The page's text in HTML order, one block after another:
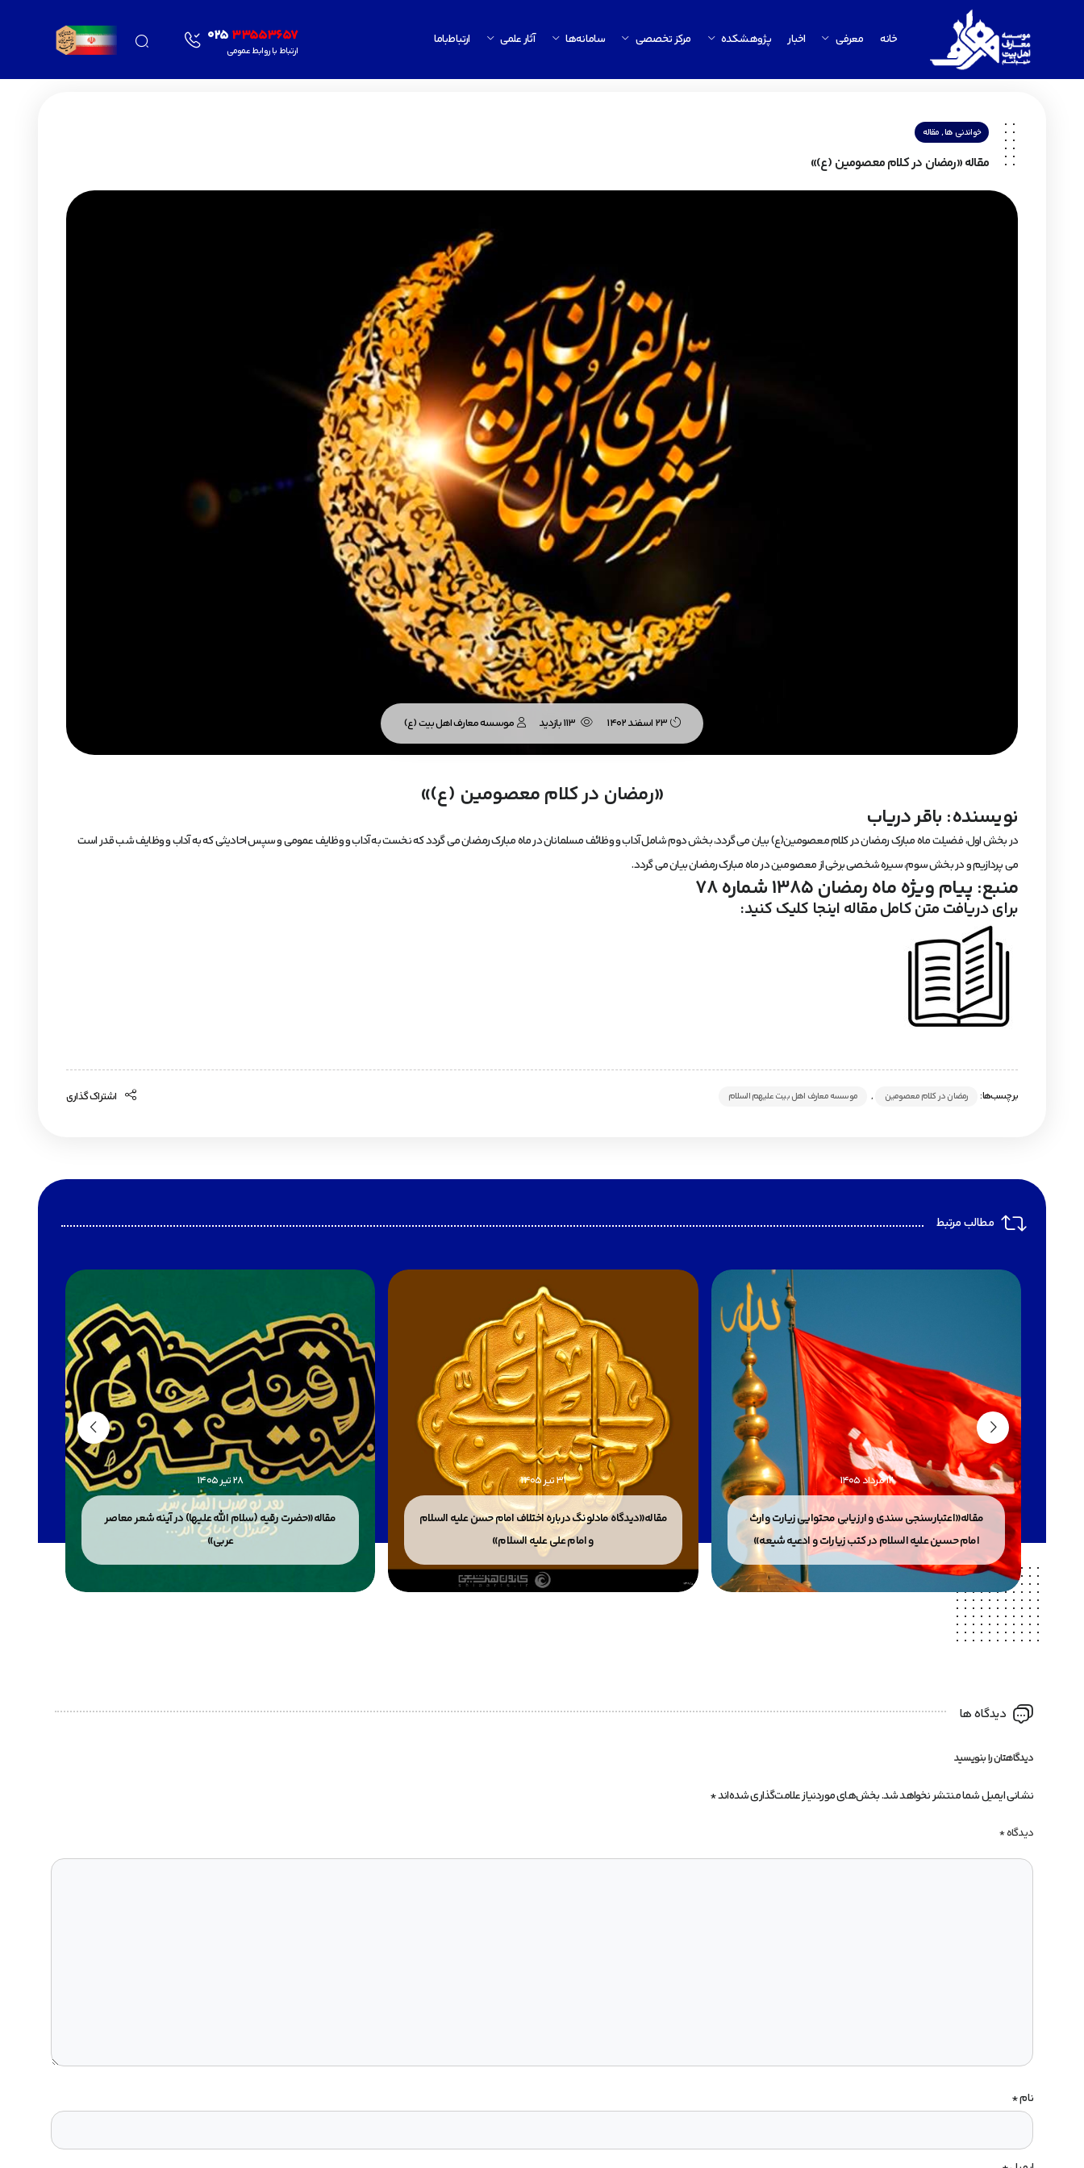
خانه معرفی اخبار پژوهشکده مرکز تخصصی سامانه‌ها آثار علمی ارتباط‌باما 02533553657
ارتباط با روابط عمومی
خواندنی ها,مقاله
مقاله «رمضان در کلام معصومین (ع)»
23 اسفند 1402 موسسه معارف اهل بیت (ع)
«رمضان در کلام معصومین (ع)»
نویسنده: باقر دریاب
در بخش اول، فضیلت ماه مبارک رمضان در کلام معصومین(ع) بیان می گردد، بخش دوم شامل آداب و وظائف مسلمانان در ماه مبارک رمضان می گردد که نخست به آداب و وظایف عمومی و سپس احادیثی که به آداب و وظایف شب قدر است
می پردازیم و در بخش سوم، سیره شخصی برخی از معصومین در ماه مبارک رمضان بیان می گردد.
منبع: پیام ویژه ماه رمضان 1385 شماره 78
برای دریافت متن کامل مقاله اینجا کلیک کنید:
برچسب‌ها: رمضان در کلام معصومین , موسسه معارف اهل بیت علیهم السلام اشتراک گذاری
مطالب مرتبط
12 مرداد 1405
مقاله«اعتبارسنجی سندی و ارزیابی محتوایی زیارت وارث
امام حسین علیه السلام در کتب زیارات و ادعیه شیعه»
31 تیر 1405
مقاله«دیدگاه مادلونگ درباره اختلاف امام حسن علیه السلام
و امام علی علیه السلام»
28 تیر 1405
مقاله«حضرت رقیه (سلام الله علیها) در آینه شعر معاصر
عربی»
دیدگاه ها
دیدگاهتان را بنویسید
نشانی ایمیل شما منتشر نخواهد شد.بخش‌های موردنیاز علامت‌گذاری شده‌اند*
دیدگاه*
نام*